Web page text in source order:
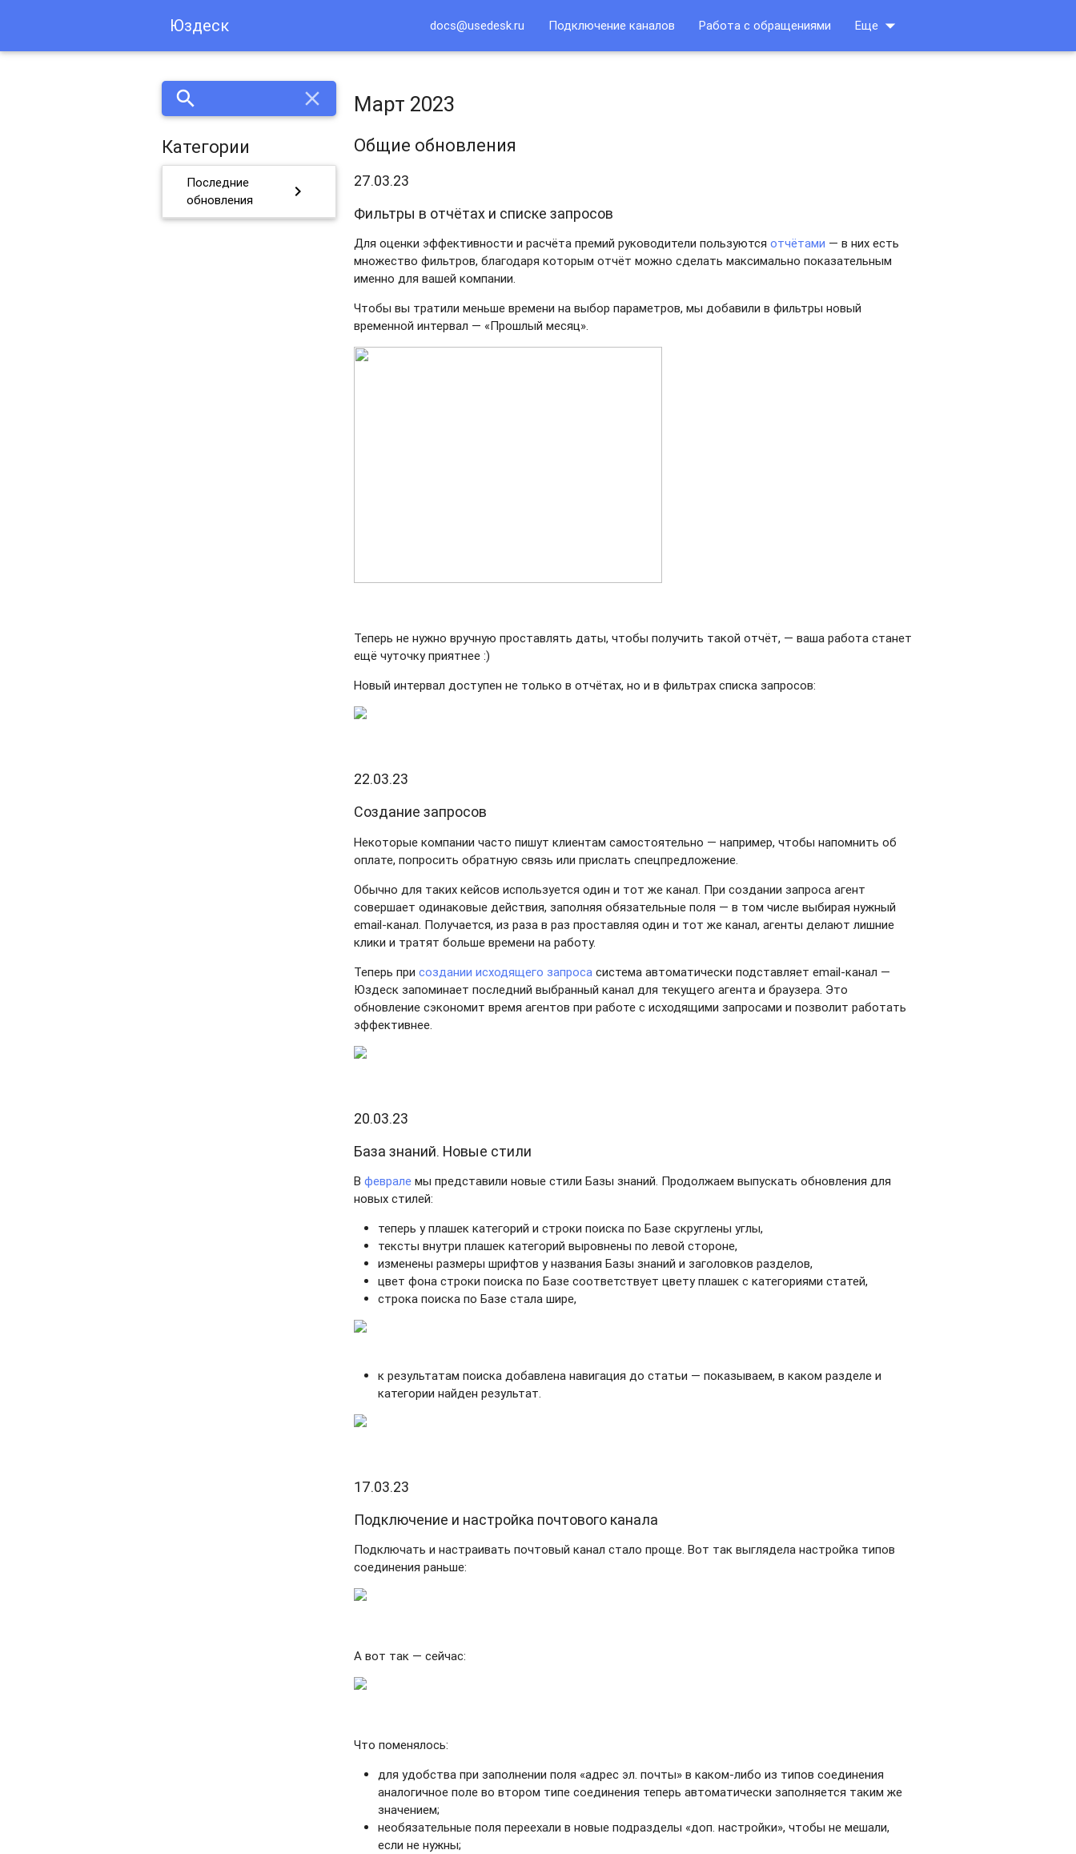
Юздеск docs@usedesk.ru Подключение каналов Работа с обращениями Еще arrow_drop_down
search close
Категории
Последние
обновления
chevron_right
Март 2023
Общие обновления
27.03.23
Фильтры в отчётах и списке запросов
Для оценки эффективности и расчёта премий руководители пользуютсяотчётами — в них есть
множество фильтров, благодаря которым отчёт можно сделать максимально показательным
именно для вашей компании.
Чтобы вы тратили меньше времени на выбор параметров, мы добавили в фильтры новый
временной интервал — «Прошлый месяц».
Теперь не нужно вручную проставлять даты, чтобы получить такой отчёт, — ваша работа станет
ещё чуточку приятнее :)
Новый интервал доступен не только в отчётах, но и в фильтрах списка запросов:
22.03.23
Создание запросов
Некоторые компании часто пишут клиентам самостоятельно — например, чтобы напомнить об
оплате, попросить обратную связь или прислать спецпредложение.
Обычно для таких кейсов используется один и тот же канал. При создании запроса агент
совершает одинаковые действия, заполняя обязательные поля — в том числе выбирая нужный
email-канал. Получается, из раза в раз проставляя один и тот же канал, агенты делают лишние
клики и тратят больше времени на работу.
Теперь присоздании исходящего запроса система автоматически подставляет email-канал —
Юздеск запоминает последний выбранный канал для текущего агента и браузера. Это
обновление сэкономит время агентов при работе с исходящими запросами и позволит работать
эффективнее.
20.03.23
База знаний. Новые стили
Вфеврале мы представили новые стили Базы знаний. Продолжаем выпускать обновления для
новых стилей:
теперь у плашек категорий и строки поиска по Базе скруглены углы,
тексты внутри плашек категорий выровнены по левой стороне,
изменены размеры шрифтов у названия Базы знаний и заголовков разделов,
цвет фона строки поиска по Базе соответствует цвету плашек с категориями статей,
строка поиска по Базе стала шире,
к результатам поиска добавлена навигация до статьи — показываем, в каком разделе и
категории найден результат.
17.03.23
Подключение и настройка почтового канала
Подключать и настраивать почтовый канал стало проще. Вот так выглядела настройка типов
соединения раньше:
А вот так — сейчас:
Что поменялось:
для удобства при заполнении поля «адрес эл. почты» в каком-либо из типов соединения
аналогичное поле во втором типе соединения теперь автоматически заполняется таким же
значением;
необязательные поля переехали в новые подразделы «доп. настройки», чтобы не мешали,
если не нужны;